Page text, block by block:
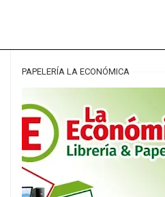
PAPELERÍA LA ECONÓMICA